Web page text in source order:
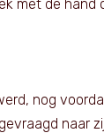
met de hand
nog
naar